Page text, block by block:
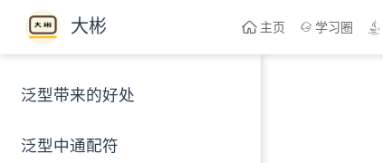
Skip to content
大彬 主页 学习圈
泛型带来的好处
泛型中通配符